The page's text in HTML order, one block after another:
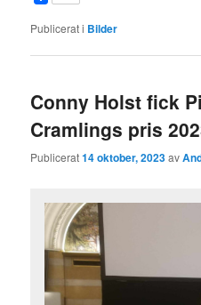
Publicerat i Bilder
Conny Holst fick
Cramlings pris
Publicerat14 oktober, 2023av